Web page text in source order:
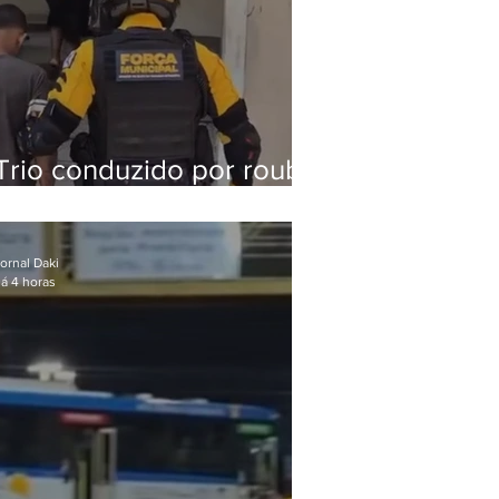
conduzido por roubo
37 passagens
Daki
4 horas